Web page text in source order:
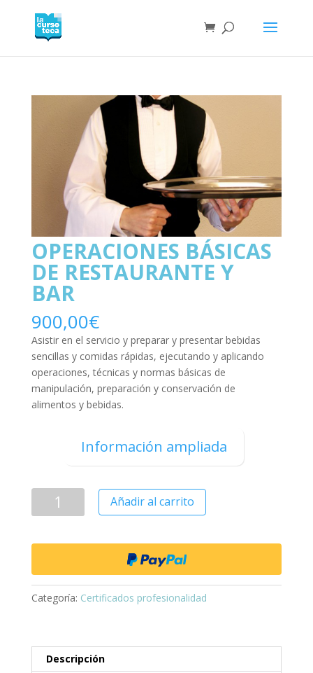
OPERACIONES BÁSICAS
DE RESTAURANTE Y
BAR
900,00€
Asistir en el servicio y preparar y presentar bebidas
sencillas y comidas rápidas, ejecutando y aplicando
operaciones, técnicas y normas básicas de
manipulación, preparación y conservación de
alimentos y bebidas.
Información ampliada
Añadir al carrito
Categoría: Certificados profesionalidad
Descripción